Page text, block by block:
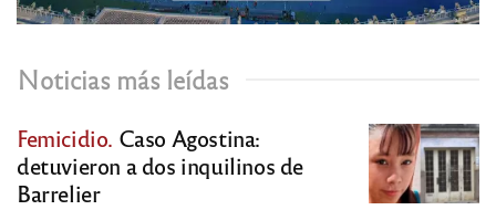
Noticias más leídas
Femicidio. Caso Agostina:
detuvieron a dos inquilinos de
Barrelier